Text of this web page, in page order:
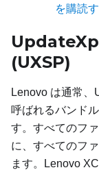
を購読
(UXSP)
Lenovo は通常、
呼ばれるバンド
す。すべてのフ
に、すべてのフ
ます。
Lenovo